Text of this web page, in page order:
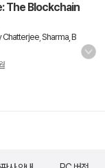
The Blockchain
Chatterjee Sharma, B